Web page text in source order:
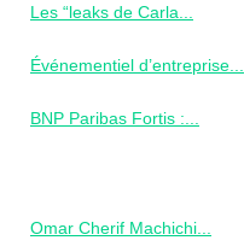
Les “leaks de Carla...
Événementiel d’entreprise...
BNP Paribas Fortis :...
Omar Cherif Machichi...